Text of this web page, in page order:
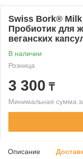
Swiss Bork®
Пробиотик для
веганских
В наличии
Розница
3 300 ₸
Минимальная сумма
Описание